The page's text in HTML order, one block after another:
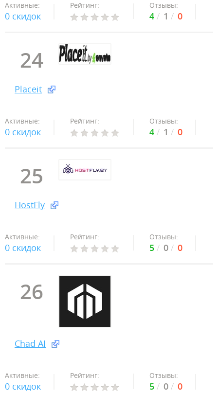
Активные:
0 скидок
Рейтинг: Отзывы:
4 1 0
24
Placeit
Активные:
0 скидок
Рейтинг: Отзывы:
4 1 0
25
HostFly
Активные:
0 скидок
Рейтинг: Отзывы:
5 0 0
26
Chad AI
Активные:
0 скидок
Рейтинг: Отзывы:
5 0 0